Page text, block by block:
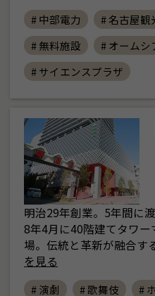
# 中部電力 # 名古屋観
# 無料施設
# オームシ
# サイエンスプラザ
明治29年創業。5年間に
8年4月に40階建てタワ
場。伝統と革新が融合す
を見る
# 演劇 # 歌舞伎 #